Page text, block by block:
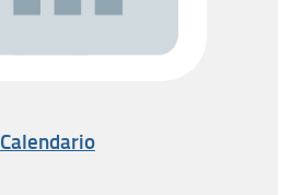
Calendario